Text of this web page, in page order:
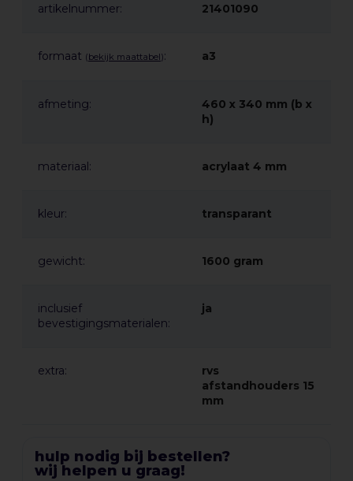
werkdagen
• Kaarthouders
artikelnummer: 21401090
formaat (bekijk maattabel): a3
afmeting:
460 x 340 mm (b x
h)
materiaal: acrylaat 4 mm
kleur: transparant
gewicht: 1600 gram
inclusief
bevestigingsmaterialen:
ja
extra:
rvs
afstandhouders 15
mm
hulp nodig bij bestellen?
wij helpen u graag!